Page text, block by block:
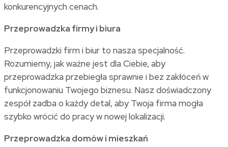
konkurencyjnych cenach.
Przeprowadzka firmy i biura
Przeprowadzki firm i biur to nasza specjalność.
Rozumiemy, jak ważne jest dla Ciebie, aby
przeprowadzka przebiegła sprawnie i bez zakłóceń w
funkcjonowaniu Twojego biznesu. Nasz doświadczony
zespół zadba o każdy detal, aby Twoja firma mogła
szybko wrócić do pracy w nowej lokalizacji.
Przeprowadzka domów i mieszkań